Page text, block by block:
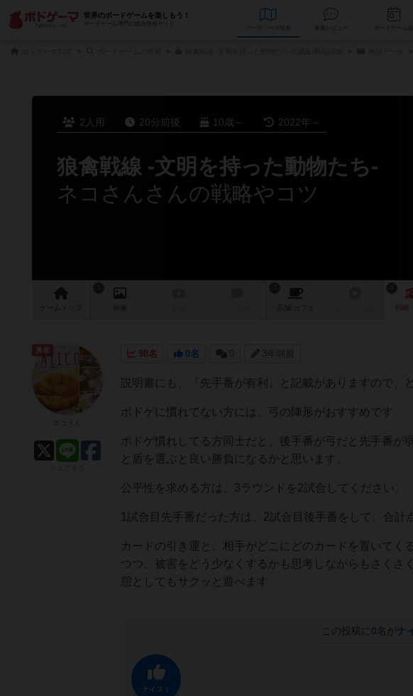
世界のボードゲームを楽しもう！
ボードゲーム専門の総合情報サイト
データベース
2人用 20分前後 10歳～ 2022年～
狼禽戦線 -文明を持った動物たち-
ネコさんさんの戦略やコツ
ゲーム 画像 店舗/ カフェ 戦略
98名 0名 0 3年弱前
説明書にも、『先手番が有利』と記載がありますので、
ボドゲに慣れてない方には、弓の陣形がおすすめです
ボドゲ慣れしてる方同士だと、後手番が弓だと先手番が
と盾を選ぶと良い勝負になるかと思います。
公平性を求める方は、3ラウンドを2試合してください。
1試合目先手番だった方は、2試合目後手番をして、合計
カードの引き運と、相手がどこにどのカードを置いてく
つつ、被害をどう少なくするかも思考しながらもさくさ
憩としてもサクッと遊べます
この投稿に 0名がナ
ナイス！
勇者